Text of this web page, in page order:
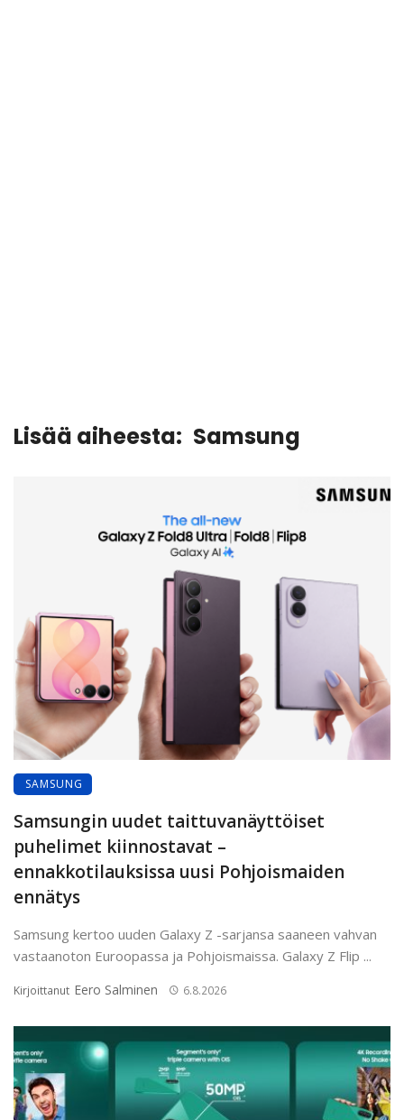
Lisää aiheesta: Samsung
SAMSUNG
Samsungin uudet taittuvanäyttöiset
puhelimet kiinnostavat –
ennakkotilauksissa uusi Pohjoismaiden
ennätys
Samsung kertoo uuden Galaxy Z -sarjansa saaneen vahvan
vastaanoton Euroopassa ja Pohjoismaissa. Galaxy Z Flip ...
Kirjoittanut Eero Salminen 6.8.2026